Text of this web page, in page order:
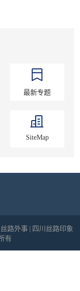
最新专题
SiteMap
丝路外事
四川丝路印象
有